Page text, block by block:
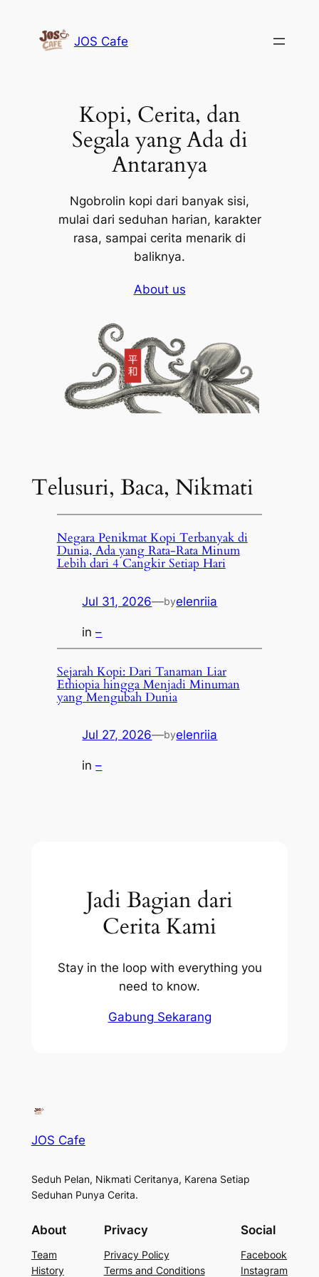
konten
JOS Cafe
Kopi, Cerita, dan
Segala yang Ada di
Antaranya
Ngobrolin kopi dari banyak sisi,
mulai dari seduhan harian, karakter
rasa, sampai cerita menarik di
baliknya.
About us
Telusuri, Baca, Nikmati
Negara Penikmat Kopi Terbanyak di
Dunia, Ada yang Rata-Rata Minum
Lebih dari 4 Cangkir Setiap Hari
Jul 31, 2026—byelenriia
in–
Sejarah Kopi: Dari Tanaman Liar
Ethiopia hingga Menjadi Minuman
yang Mengubah Dunia
Jul 27, 2026—byelenriia
in–
Jadi Bagian dari
Cerita Kami
Stay in the loop with everything you
need to know.
Gabung Sekarang
JOS Cafe
Seduh Pelan, Nikmati Ceritanya, Karena Setiap
Seduhan Punya Cerita.
About
Team
History
Privacy
Privacy Policy
Terms and Conditions
Social
Facebook
Instagram